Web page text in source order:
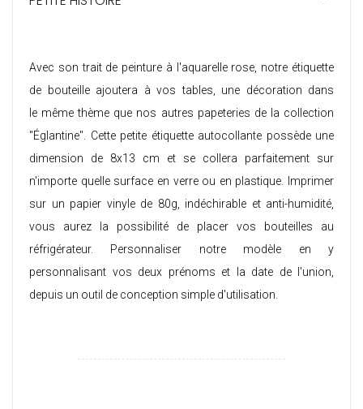
Avec son trait de peinture à l'aquarelle rose, notre étiquette
de bouteille ajoutera à vos tables, une décoration dans
le même thème que nos autres papeteries de la collection
"Églantine". Cette petite étiquette autocollante possède une
dimension de 8x13 cm et se collera parfaitement sur
n'importe quelle surface en verre ou en plastique. Imprimer
sur un papier vinyle de 80g, indéchirable et anti-humidité,
vous aurez la possibilité de placer vos bouteilles au
réfrigérateur. Personnaliser notre modèle en y
personnalisant vos deux prénoms et la date de l'union,
depuis un outil de conception simple d'utilisation.